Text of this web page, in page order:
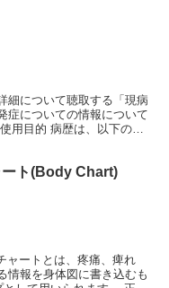
細について聴取する「現病
症についての情報について
用目的 病歴は、以下のよ
ート(Body Chart)
ャートとは、疼痛、痺れ
情報を身体図に書き込むも